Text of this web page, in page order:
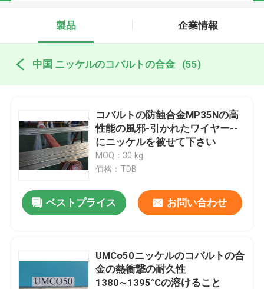
製品 企業情報
中国 ニッケルのコバルトの合金 (55)
コバルトの防蝕合金MP35Nの高
性能の風邪-引かれたワイヤー--
にニッケルを被せて下さい
MOQ：30 kg
価格：TDB
ベストプライス お問い合わせ
UMCo50ニッケルのコバルトの合
金の熱衝撃の耐久性
1380∼1395°Cの溶けること